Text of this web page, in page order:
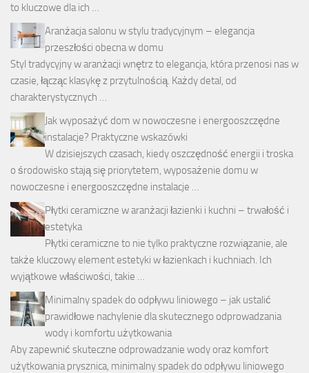
to kluczowe dla ich …
Aranżacja salonu w stylu tradycyjnym – elegancja
przeszłości obecna w domu
Styl tradycyjny w aranżacji wnętrz to elegancja, która przenosi nas w
czasie, łącząc klasykę z przytulnością. Każdy detal, od
charakterystycznych …
Jak wyposażyć dom w nowoczesne i energooszczędne
instalacje? Praktyczne wskazówki
W dzisiejszych czasach, kiedy oszczędność energii i troska
o środowisko stają się priorytetem, wyposażenie domu w
nowoczesne i energooszczędne instalacje …
Płytki ceramiczne w aranżacji łazienki i kuchni – trwałość i
estetyka
Płytki ceramiczne to nie tylko praktyczne rozwiązanie, ale
także kluczowy element estetyki w łazienkach i kuchniach. Ich
wyjątkowe właściwości, takie …
Minimalny spadek do odpływu liniowego – jak ustalić
prawidłowe nachylenie dla skutecznego odprowadzania
wody i komfortu użytkowania
Aby zapewnić skuteczne odprowadzanie wody oraz komfort
użytkowania prysznica, minimalny spadek do odpływu liniowego